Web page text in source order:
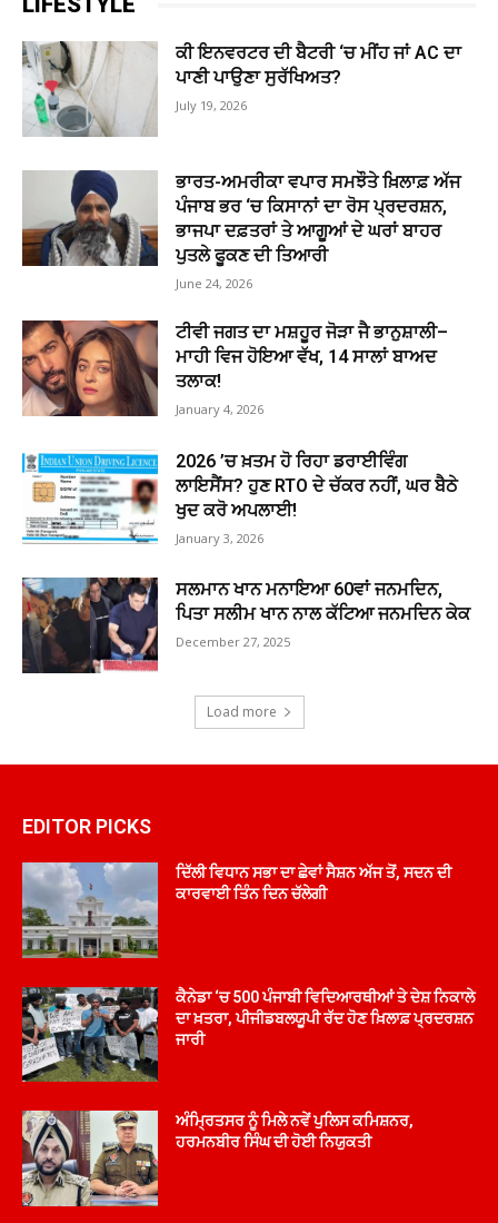
ਕੀ ਇਨਵਰਟਰ ਦੀ ਬੈਟਰੀ ‘ਚ ਮੀਂਹ ਜਾਂ AC ਦਾ
ਪਾਣੀ ਪਾਉਣਾ ਸੁਰੱਖਿਅਤ?
July 19, 2026
ਭਾਰਤ-ਅਮਰੀਕਾ ਵਪਾਰ ਸਮਝੌਤੇ ਖ਼ਿਲਾਫ਼ ਅੱਜ
ਪੰਜਾਬ ਭਰ ‘ਚ ਕਿਸਾਨਾਂ ਦਾ ਰੋਸ ਪ੍ਰਦਰਸ਼ਨ,
ਭਾਜਪਾ ਦਫ਼ਤਰਾਂ ਤੇ ਆਗੂਆਂ ਦੇ ਘਰਾਂ ਬਾਹਰ
ਪੁਤਲੇ ਫੂਕਣ ਦੀ ਤਿਆਰੀ
June 24, 2026
ਟੀਵੀ ਜਗਤ ਦਾ ਮਸ਼ਹੂਰ ਜੋੜਾ ਜੈ ਭਾਨੁਸ਼ਾਲੀ–
ਮਾਹੀ ਵਿਜ ਹੋਇਆ ਵੱਖ, 14 ਸਾਲਾਂ ਬਾਅਦ
ਤਲਾਕ!
January 4, 2026
2026 ’ਚ ਖ਼ਤਮ ਹੋ ਰਿਹਾ ਡਰਾਈਵਿੰਗ
ਲਾਇਸੈਂਸ? ਹੁਣ RTO ਦੇ ਚੱਕਰ ਨਹੀਂ, ਘਰ ਬੈਠੇ
ਖੁਦ ਕਰੋ ਅਪਲਾਈ!
January 3, 2026
ਸਲਮਾਨ ਖਾਨ ਮਨਾਇਆ 60ਵਾਂ ਜਨਮਦਿਨ,
ਪਿਤਾ ਸਲੀਮ ਖਾਨ ਨਾਲ ਕੱਟਿਆ ਜਨਮਦਿਨ ਕੇਕ
December 27, 2025
Load more
EDITOR PICKS
ਦਿੱਲੀ ਵਿਧਾਨ ਸਭਾ ਦਾ ਛੇਵਾਂ ਸੈਸ਼ਨ ਅੱਜ ਤੋਂ, ਸਦਨ ਦੀ
ਕਾਰਵਾਈ ਤਿੰਨ ਦਿਨ ਚੱਲੇਗੀ
ਕੈਨੇਡਾ ‘ਚ 500 ਪੰਜਾਬੀ ਵਿਦਿਆਰਥੀਆਂ ਤੇ ਦੇਸ਼ ਨਿਕਾਲੇ
ਦਾ ਖ਼ਤਰਾ, ਪੀਜੀਡਬਲਯੂਪੀ ਰੱਦ ਹੋਣ ਖ਼ਿਲਾਫ਼ ਪ੍ਰਦਰਸ਼ਨ
ਜਾਰੀ
ਅੰਮ੍ਰਿਤਸਰ ਨੂੰ ਮਿਲੇ ਨਵੇਂ ਪੁਲਿਸ ਕਮਿਸ਼ਨਰ,
ਹਰਮਨਬੀਰ ਸਿੰਘ ਦੀ ਹੋਈ ਨਿਯੁਕਤੀ